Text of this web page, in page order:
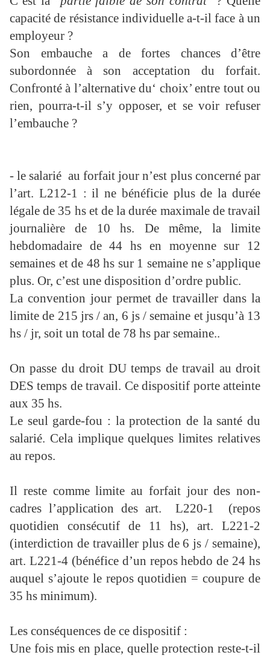
capacité de résistance individuelle a-t-il face à un
employeur ?
Son embauche a de fortes chances d’être
subordonnée à son acceptation du forfait.
Confronté à l’alternative du‘ choix’ entre tout ou
rien, pourra-t-il s’y opposer, et se voir refuser
l’embauche ?
- le salarié au forfait jour n’est plus concerné par
l’art. L212-1 : il ne bénéficie plus de la durée
légale de 35 hs et de la durée maximale de travail
journalière de 10 hs. De même, la limite
hebdomadaire de 44 hs en moyenne sur 12
semaines et de 48 hs sur 1 semaine ne s’applique
plus. Or, c’est une disposition d’ordre public.
La convention jour permet de travailler dans la
limite de 215 jrs / an, 6 js / semaine et jusqu’à 13
hs / jr, soit un total de 78 hs par semaine..
On passe du droit DU temps de travail au droit
DES temps de travail. Ce dispositif porte atteinte
aux 35 hs.
Le seul garde-fou : la protection de la santé du
salarié. Cela implique quelques limites relatives
au repos.
Il reste comme limite au forfait jour des non-
cadres l’application des art.
L220-1 (repos
quotidien consécutif de 11 hs), art. L221-2
(interdiction de travailler plus de 6 js / semaine),
art. L221-4 (bénéfice d’un repos hebdo de 24 hs
auquel s’ajoute le repos quotidien = coupure de
35 hs minimum).
Les conséquences de ce dispositif :
Une fois mis en place, quelle protection reste-t-il